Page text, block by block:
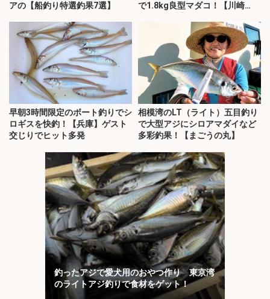
アの【船釣り特選釣果7選】
で1.8kg良型マダコ！【川崎
早朝3時間限定のボート釣りでシ
ロギスを快釣！【兵庫】ゲスト
交じりでヒット多発
相模湾のLT（ライト）五目釣り
で大型アジにシロアマダイなど
多彩釣果！【まごうの丸】
釣ったアジで愛犬用のおやつ作り 東京湾
のライトアジ釣りで食材をゲット！